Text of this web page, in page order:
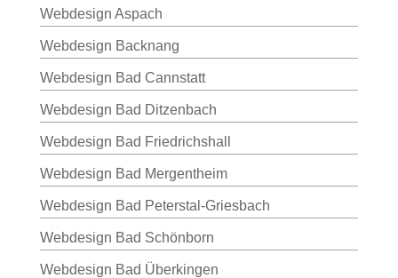
Webdesign Aspach
Webdesign Backnang
Webdesign Bad Cannstatt
Webdesign Bad Ditzenbach
Webdesign Bad Friedrichshall
Webdesign Bad Mergentheim
Webdesign Bad Peterstal-Griesbach
Webdesign Bad Schönborn
Webdesign Bad Überkingen